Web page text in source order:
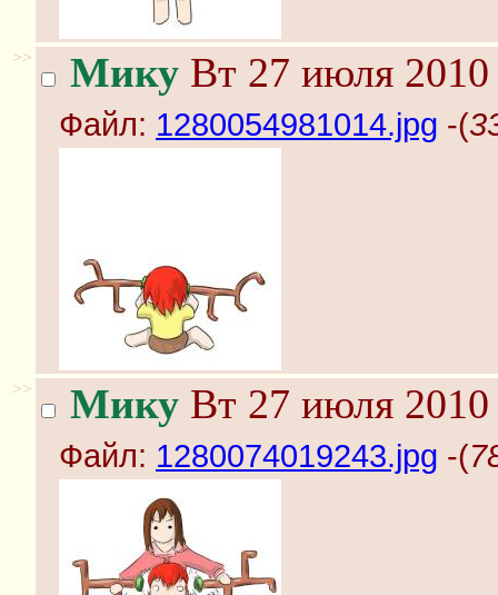
>> Мику Вт 27 июля
Файл: 1280054981014.jpg -(
>> Мику Вт 27 июля
Файл: 1280074019243.jpg -(